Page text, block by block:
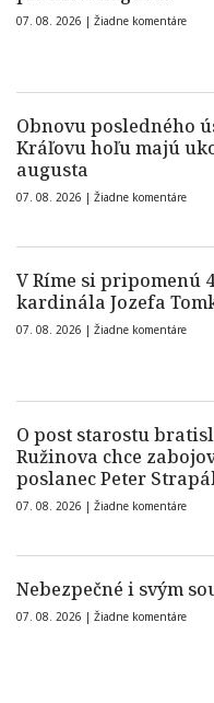
07. 08. 2026 | Žiadne komentáre
Obnovu posledného
Kráľovu hoľu majú
augusta
07. 08. 2026 | Žiadne komentáre
V Ríme si pripomenú
kardinála Jozefa
07. 08. 2026 | Žiadne komentáre
O post starostu
Ružinova chce
poslanec Peter
07. 08. 2026 | Žiadne komentáre
Nebezpečné i svým
07. 08. 2026 | Žiadne komentáre